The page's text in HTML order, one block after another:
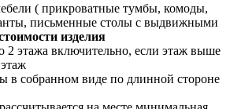
( прикроватные тумбы, комоды,
письменные столы с выдвижными
изделия
2 этажа включительно, если этаж выше
в собранном виде по длинной стороне